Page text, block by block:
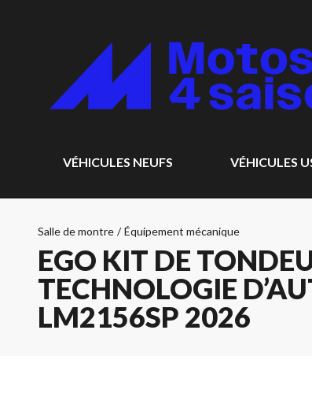
VÉHICULES NEUFS VÉHICULES
Salle de montre / Équipement mécanique
EGO KIT DE
TECHNOLOGIE
LM2156SP 2026